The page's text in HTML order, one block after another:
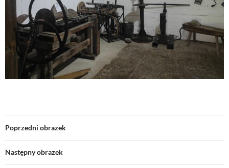
Poprzedni obrazek
Następny obrazek